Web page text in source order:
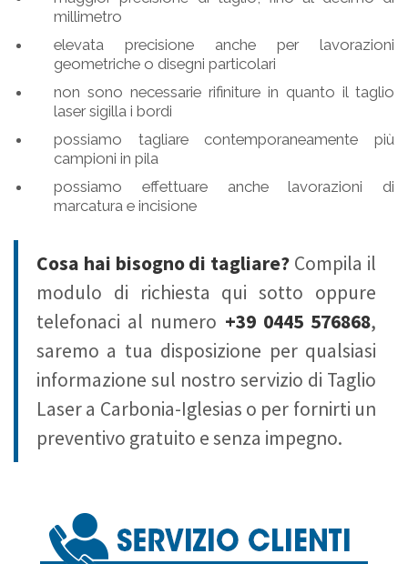
millimetro
elevata precisione anche per lavorazioni
geometriche o disegni particolari
non sono necessarie rifiniture in quanto il taglio
laser sigilla i bordi
possiamo tagliare contemporaneamente più
campioni in pila
possiamo effettuare anche lavorazioni di
marcatura e incisione
Cosa hai bisogno di tagliare? Compila il
modulo di richiesta qui sotto oppure
telefonaci al numero +39 0445 576868,
saremo a tua disposizione per qualsiasi
informazione sul nostro servizio di Taglio
Laser a Carbonia-Iglesias o per fornirti un
preventivo gratuito e senza impegno.